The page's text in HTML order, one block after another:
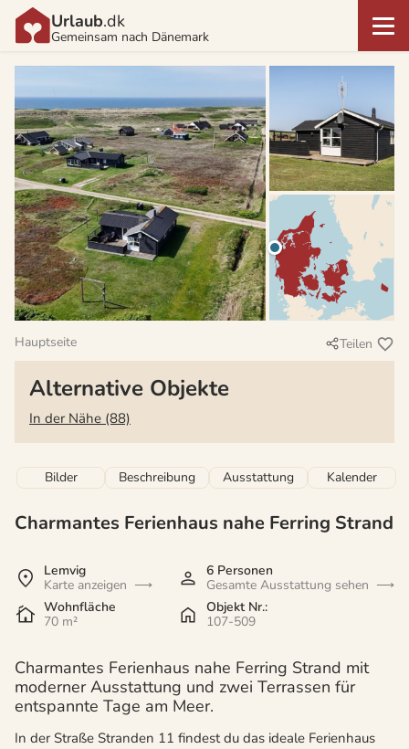
Urlaub.dk
Gemeinsam nach Dänemark
Hauptseite Teilen
Alternative Objekte
In der Nähe (88)
Bilder Beschreibung Ausstattung Kalender
Charmantes Ferienhaus nahe Ferring Strand
Lemvig
Karte anzeigen
6 Personen
Gesamte Ausstattung sehen
Wohnfläche
70 m²
Objekt Nr.:
107-509
Charmantes Ferienhaus nahe Ferring Strand mit
moderner Ausstattung und zwei Terrassen für
entspannte Tage am Meer.
In der Straße Stranden 11 findest du das ideale Ferienhaus